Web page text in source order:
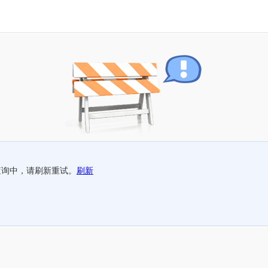
中，请刷新重试。 刷新